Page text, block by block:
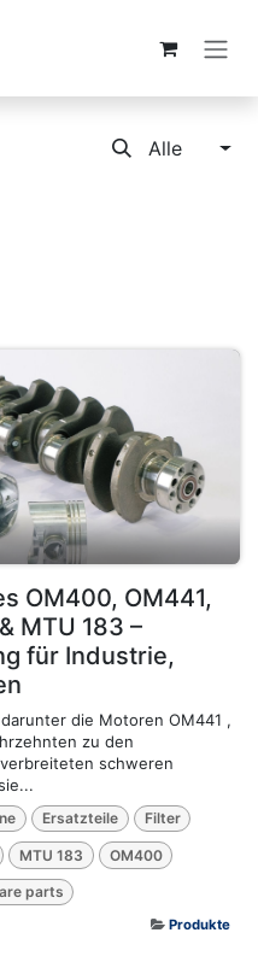
Alle
OM400, OM441,
MTU 183 –
für Industrie,
die Motoren OM441 ,
zu den
schweren
Ersatzteile Filter
MTU 183 OM400
parts
Produkte